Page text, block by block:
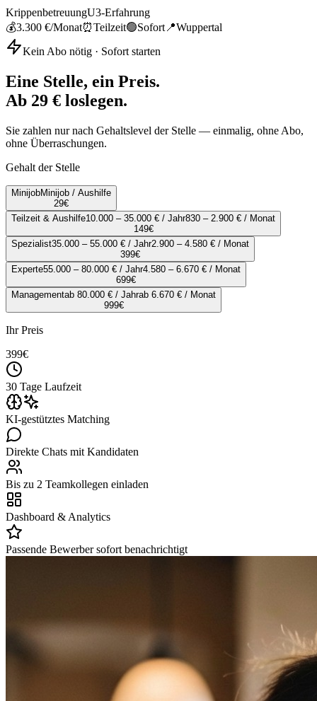
KrippenbetreuungU3-Erfahrung
💰3.300 €/Monat⏰Teilzeit🟢Sofort 📍Wuppertal
Kein Abo nötig · Sofort starten
Eine Stelle, ein Preis.
Ab 29 € loslegen.
Sie zahlen nur nach Gehaltslevel der Stelle — einmalig, ohne Abo,
ohne Überraschungen.
Gehalt der Stelle
MinijobMinijob / Aushilfe
29€
Teilzeit & Aushilfe10.000 – 35.000 € / Jahr830 – 2.900 € / Monat
149€
Spezialist35.000 – 55.000 € / Jahr2.900 – 4.580 € / Monat
399€
Experte55.000 – 80.000 € / Jahr4.580 – 6.670 € / Monat
699€
Managementab 80.000 € / Jahrab 6.670 € / Monat
999€
Ihr Preis
399€
30 Tage Laufzeit
KI-gestütztes Matching
Direkte Chats mit Kandidaten
Bis zu 2 Teamkollegen einladen
Dashboard & Analytics
Passende Bewerber sofort benachrichtigt